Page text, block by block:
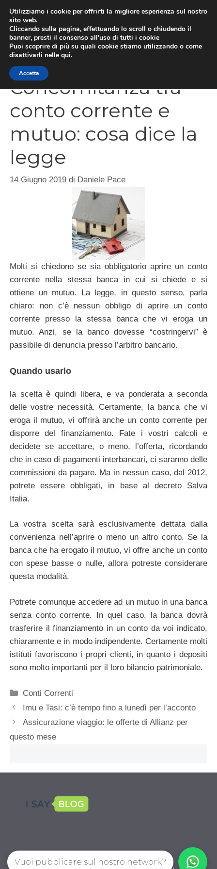
contenuto
Concomitanza tra
conto corrente e
mutuo: cosa dice la
legge
14 Giugno 2019 di Daniele Pace
Molti si chiedono se sia obbligatorio aprire un conto
corrente nella stessa banca in cui si chiede e si
ottiene un mutuo. La legge, in questo senso, parla
chiaro: non c’è nessun obbligo di aprire un conto
corrente presso la stessa banca che vi eroga un
mutuo. Anzi, se la banco dovesse “costringervi” è
passibile di denuncia presso l’arbitro bancario.
Quando usarlo
la scelta è quindi libera, e va ponderata a seconda
delle vostre necessità. Certamente, la banca che vi
eroga il mutuo, vi offrirà anche un conto corrente per
disporre del finanziamento. Fate i vostri calcoli e
decidete se accettare, o meno, l’offerta, ricordando
che in caso di pagamenti interbancari, ci saranno delle
commissioni da pagare. Ma in nessun caso, dal 2012,
potrete essere obbligati, in base al decreto Salva
Italia.
La vostra scelta sarà esclusivamente dettata dalla
convenienza nell’aprire o meno un altro conto. Se la
banca che ha erogato il mutuo, vi offre anche un conto
con spese basse o nulle, allora potreste considerare
questa modalità.
Potrete comunque accedere ad un mutuo in una banca
senza conto corrente. In quel caso, la banca dovrà
trasferire il finanziamento in un conto da voi indicato,
chiaramente e in modo indipendente. Certamente molti
istituti favoriscono i propri clienti, in quanto i depositi
sono molto importanti per il loro bilancio patrimoniale.
Categorie
Conti Correnti
Imu e Tasi: c’è tempo fino a lunedì per l’acconto
Assicurazione viaggio: le offerte di Allianz per
questo mese
Utilizziamo i cookie per offrirti la migliore esperienza sul nostro
sito web.
Cliccando sulla pagina, effettuando lo scroll o chiudendo il
banner, presti il consenso all’uso di tutti i cookie
Puoi scoprire di più su quali cookie stiamo utilizzando o come
disattivarli nelle qui.
Accetta
Vuoi pubblicare sul nostro network?